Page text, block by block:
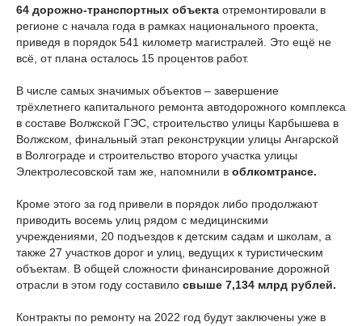
64 дорожно-транспортных объекта отремонтировали в
регионе с начала года в рамках национального проекта,
приведя в порядок 541 километр магистралей. Это ещё не
всё, от плана осталось 15 процентов работ.
В числе самых значимых объектов – завершение
трёхлетнего капитального ремонта автодорожного комплекса
в составе Волжской ГЭС, строительство улицы Карбышева в
Волжском, финальный этап реконструкции улицы Ангарской
в Волгограде и строительство второго участка улицы
Электролесовской там же, напомнили в облкомтрансе.
Кроме этого за год привели в порядок либо продолжают
приводить восемь улиц рядом с медицинскими
учреждениями, 20 подъездов к детским садам и школам, а
также 27 участков дорог и улиц, ведущих к туристическим
объектам. В общей сложности финансирование дорожной
отрасли в этом году составило свыше 7,134 млрд рублей.
Контракты по ремонту на 2022 год будут заключены уже в